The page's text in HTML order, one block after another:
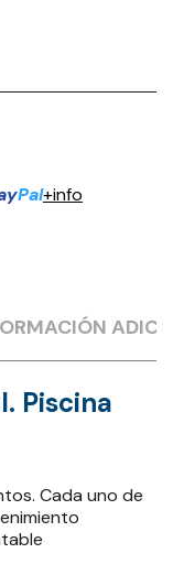
en tu lista
Pal+info
Piscina
Cada uno de